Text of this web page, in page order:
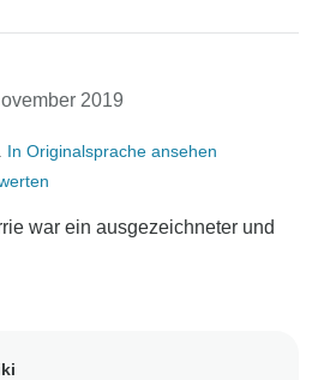
2019
In Originalsprache ansehen
war ein ausgezeichneter und